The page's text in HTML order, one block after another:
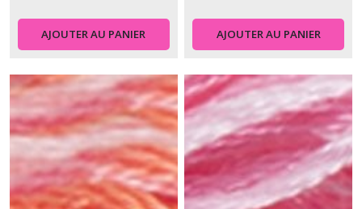
AJOUTER AU PANIER AJOUTER AU PANIER